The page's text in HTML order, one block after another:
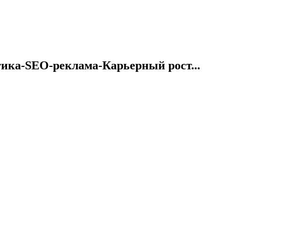
SEO-реклама-Карьерный рост...